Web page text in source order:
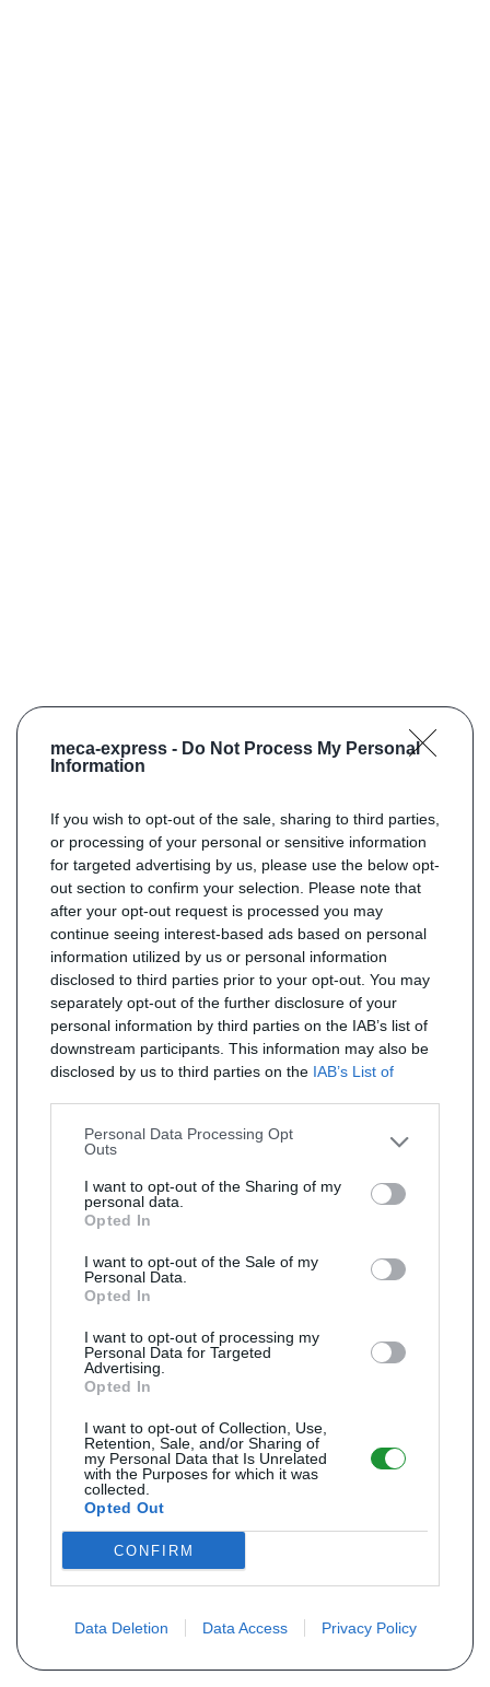
meca-express - Do Not Process My Personal
Information
If you wish to opt-out of the sale, sharing to third parties,
or processing of your personal or sensitive information
for targeted advertising by us, please use the below opt-
out section to confirm your selection. Please note that
after your opt-out request is processed you may
continue seeing interest-based ads based on personal
information utilized by us or personal information
disclosed to third parties prior to your opt-out. You may
separately opt-out of the further disclosure of your
personal information by third parties on the IAB’s list of
downstream participants. This information may also be
disclosed by us to third parties on the IAB’s List of
Personal Data Processing Opt
Outs
I want to opt-out of the Sharing of my
personal data.
Opted In
I want to opt-out of the Sale of my
Personal Data.
Opted In
I want to opt-out of processing my
Personal Data for Targeted
Advertising.
Opted In
I want to opt-out of Collection, Use,
Retention, Sale, and/or Sharing of
my Personal Data that Is Unrelated
with the Purposes for which it was
collected.
Opted Out
CONFIRM
Data Deletion Data Access Privacy Policy